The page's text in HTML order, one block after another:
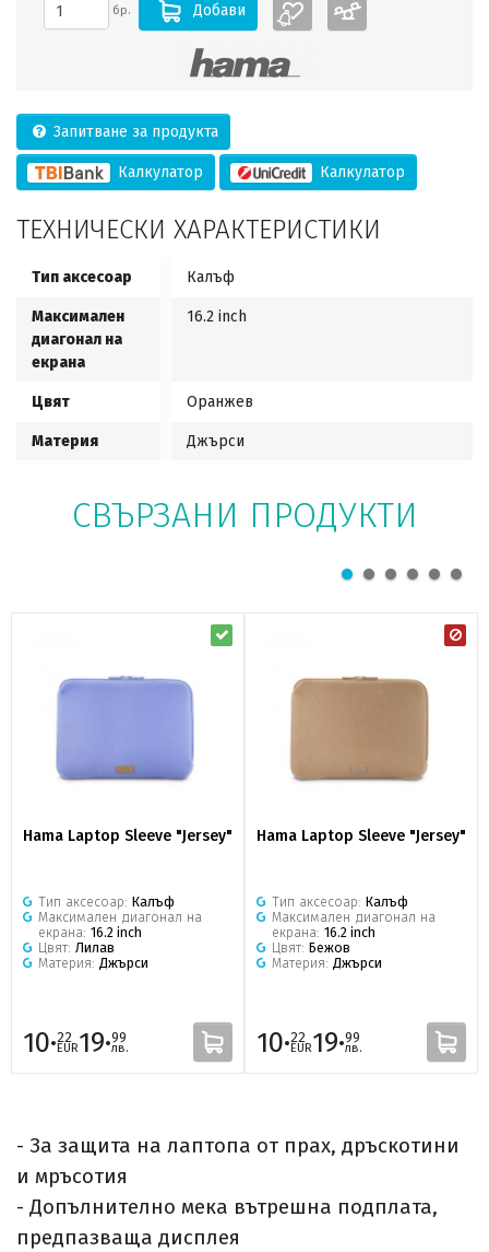
бр. Добави
Запитване за продукта
Калкулатор Калкулатор
ТЕХНИЧЕСКИ ХАРАКТЕРИСТИКИ
Тип аксесоар Калъф
Максимален
диагонал на
екрана
16.2 inch
Цвят Оранжев
Материя Джърси
СВЪРЗАНИ ПРОДУКТИ
Hama Laptop Sleeve "Jersey"
Тип аксесоар: Калъф
Максимален диагонал на
екрана: 16.2 inch
Цвят: Лилав
Материя: Джърси
10·22
EUR19·99
лв.
Hama Laptop Sleeve "Jersey"
Тип аксесоар: Калъф
Максимален диагонал на
екрана: 16.2 inch
Цвят: Бежов
Материя: Джърси
10·22
EUR19·99
лв.
- За защита на лаптопа от прах, дръскотини
и мръсотия
- Допълнително мека вътрешна подплата,
предпазваща дисплея